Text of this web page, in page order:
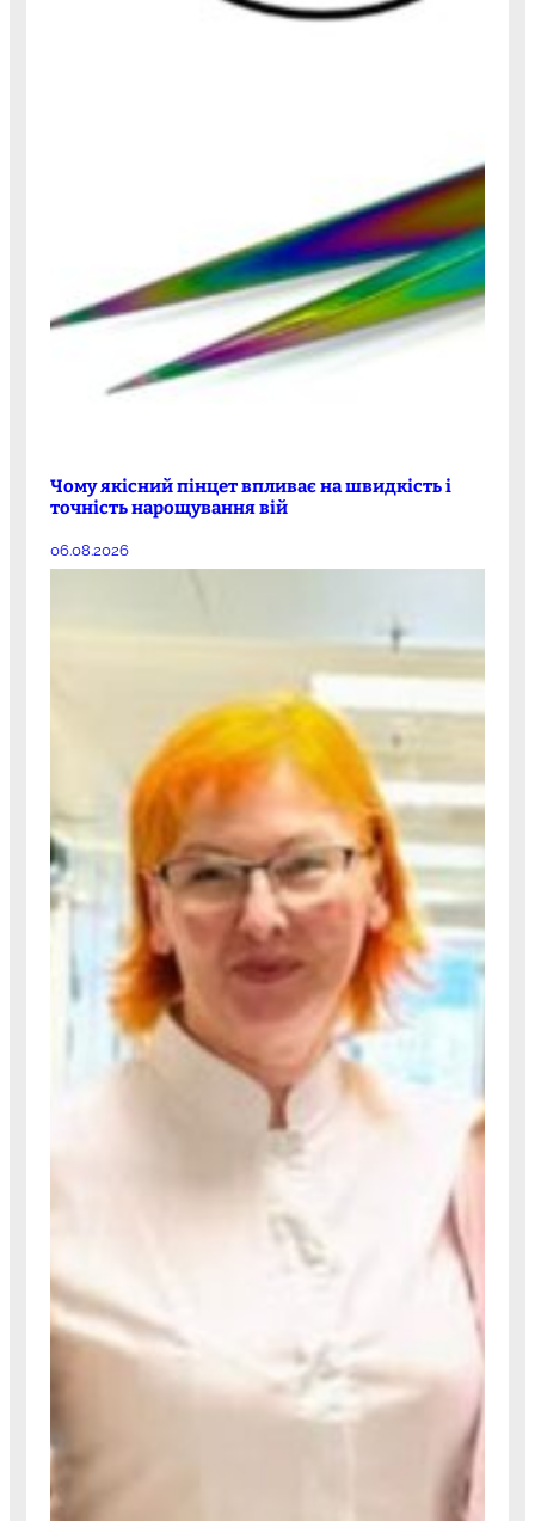
Чому якісний пінцет впливає на швидкість і
точність нарощування вій
06.08.2026